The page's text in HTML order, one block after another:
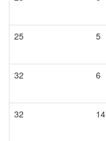
25
5
32
6
32
14